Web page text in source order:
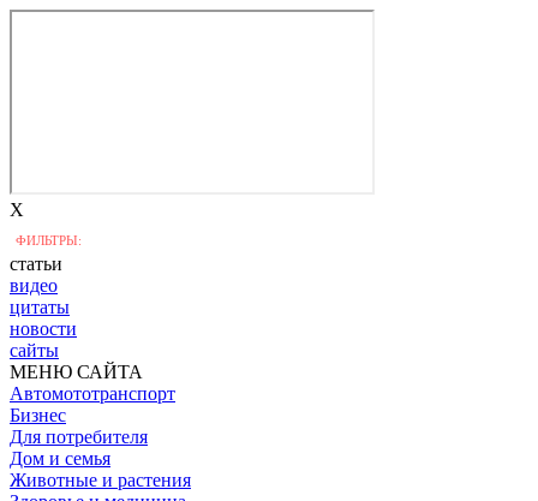
X
ФИЛЬТРЫ:
статьи
видео
цитаты
новости
сайты
МЕНЮ САЙТА
Автомототранспорт
Бизнес
Для потребителя
Дом и семья
Животные и растения